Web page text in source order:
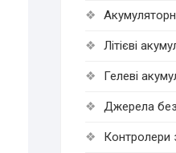
Літієві
Гелеві
Джерела